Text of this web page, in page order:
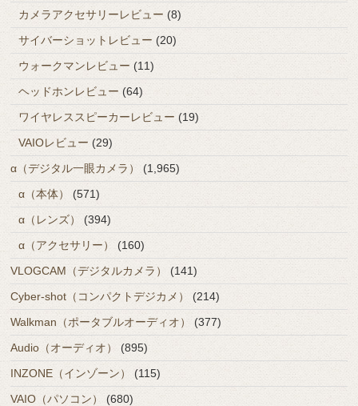
カメラアクセサリーレビュー (8)
サイバーショットレビュー (20)
ウォークマンレビュー (11)
ヘッドホンレビュー (64)
ワイヤレススピーカーレビュー (19)
VAIOレビュー (29)
α（デジタル一眼カメラ）
(1,965)
α（本体）
(571)
α（レンズ）
(394)
α（アクセサリー）
(160)
VLOGCAM（デジタルカメラ）
(141)
Cyber-shot（コンパクトデジカメ）
(214)
Walkman（ポータブルオーディオ）
(377)
Audio（オーディオ）
(895)
INZONE（インゾーン）
(115)
VAIO（パソコン）
(680)